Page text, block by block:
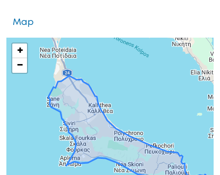
Map
+
−